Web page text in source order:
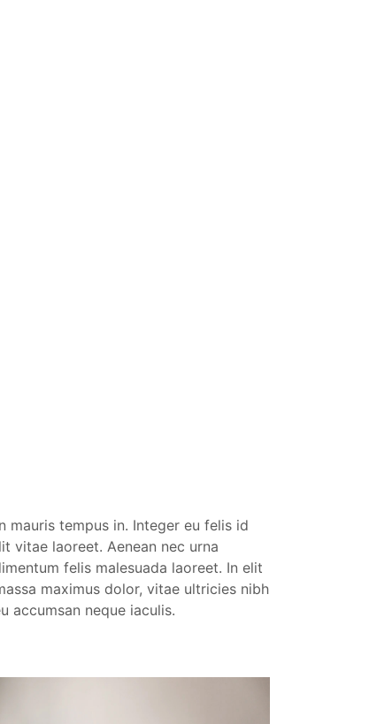
tempus in. Integer eu felis id
vitae laoreet. Aenean nec urna
felis malesuada laoreet. In elit
maximus dolor, vitae ultricies nibh
accumsan neque iaculis.